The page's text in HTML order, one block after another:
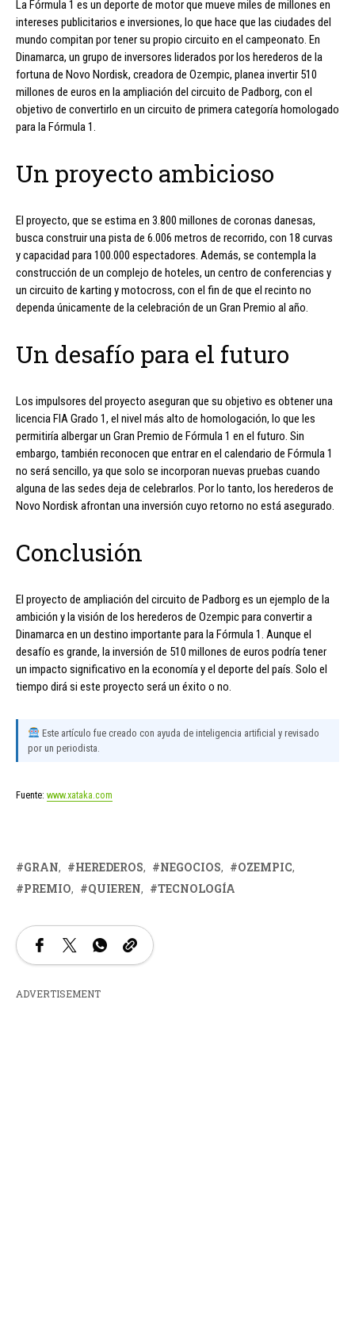
La Fórmula 1 es un deporte de motor que mueve miles de millones en
intereses publicitarios e inversiones, lo que hace que las ciudades del
mundo compitan por tener su propio circuito en el campeonato. En
Dinamarca, un grupo de inversores liderados por los herederos de la
fortuna de Novo Nordisk, creadora de Ozempic, planea invertir 510
millones de euros en la ampliación del circuito de Padborg, con el
objetivo de convertirlo en un circuito de primera categoría homologado
para la Fórmula 1.
Un proyecto ambicioso
El proyecto, que se estima en 3.800 millones de coronas danesas,
busca construir una pista de 6.006 metros de recorrido, con 18 curvas
y capacidad para 100.000 espectadores. Además, se contempla la
construcción de un complejo de hoteles, un centro de conferencias y
un circuito de karting y motocross, con el fin de que el recinto no
dependa únicamente de la celebración de un Gran Premio al año.
Un desafío para el futuro
Los impulsores del proyecto aseguran que su objetivo es obtener una
licencia FIA Grado 1, el nivel más alto de homologación, lo que les
permitiría albergar un Gran Premio de Fórmula 1 en el futuro. Sin
embargo, también reconocen que entrar en el calendario de Fórmula 1
no será sencillo, ya que solo se incorporan nuevas pruebas cuando
alguna de las sedes deja de celebrarlos. Por lo tanto, los herederos de
Novo Nordisk afrontan una inversión cuyo retorno no está asegurado.
Conclusión
El proyecto de ampliación del circuito de Padborg es un ejemplo de la
ambición y la visión de los herederos de Ozempic para convertir a
Dinamarca en un destino importante para la Fórmula 1. Aunque el
desafío es grande, la inversión de 510 millones de euros podría tener
un impacto significativo en la economía y el deporte del país. Solo el
tiempo dirá si este proyecto será un éxito o no.
Este artículo fue creado con ayuda de inteligencia artificial y revisado
por un periodista.
Fuente: www.xataka.com
GRAN HEREDEROS NEGOCIOS
OZEMPIC
PREMIO
QUIEREN TECNOLOGÍA
ADVERTISEMENT